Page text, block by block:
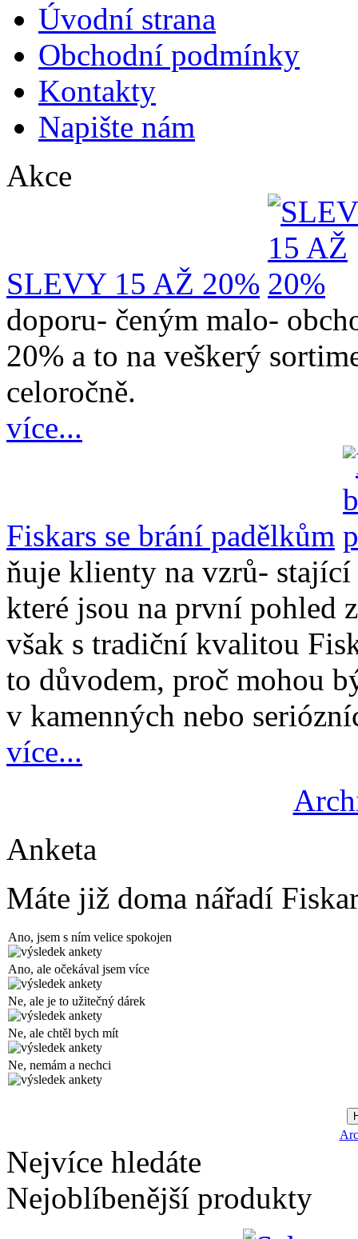
Úvodní strana
Obchodní podmínky
Kontakty
Napište nám
Akce
SLEVY 15 AŽ 20%
doporu- čeným malo-
20% a to na veškerý
celoročně.
více...
Fiskars se brání padělkům
ňuje klienty na vzrů-
které jsou na první pohled
však s tradiční kvalitou
to důvodem, proč mohou
v kamenných nebo
více...
Anketa
Máte již doma nářadí
Ano, jsem s ním velice spokojen
Ano, ale očekával jsem více
Ne, ale je to užitečný dárek
Ne, ale chtěl bych mít
Ne, nemám a nechci
Nejvíce hledáte
Nejoblíbenější produkty